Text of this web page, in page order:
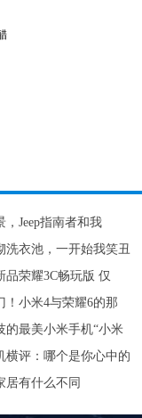
Jeep指南者和我
洗衣池，一开始我笑丑
品荣耀3C畅玩版 仅
！小米4与荣耀6的那
的最美小米手机“小米
横评：哪个是你心中的
居有什么不同